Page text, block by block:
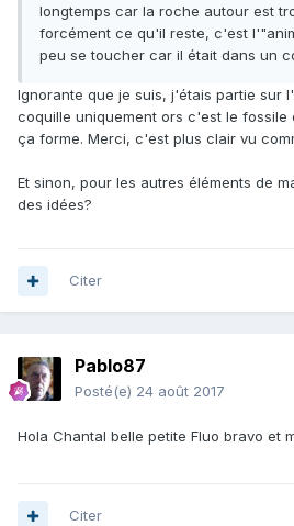
longtemps car la roche autour est
forcément ce qu'il reste, c'est
peu se toucher car il était dans un
Ignorante que je suis, j'étais partie sur
coquille uniquement ors c'est le
ça forme. Merci, c'est plus clair vu
Et sinon, pour les autres éléments de
des idées?
Citer
Pablo87
Posté(e) 24 août 2017
Hola Chantal belle petite Fluo bravo et
Citer